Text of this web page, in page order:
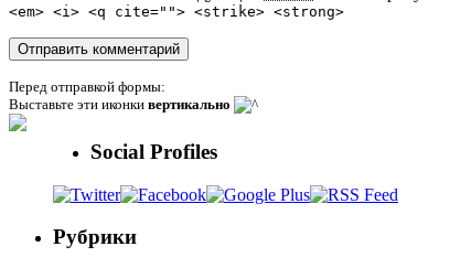
<em> <i> <q cite=""> <strike> <strong>
Перед отправкой формы:
Выставьте эти иконки вертикально
Social Profiles
Рубрики